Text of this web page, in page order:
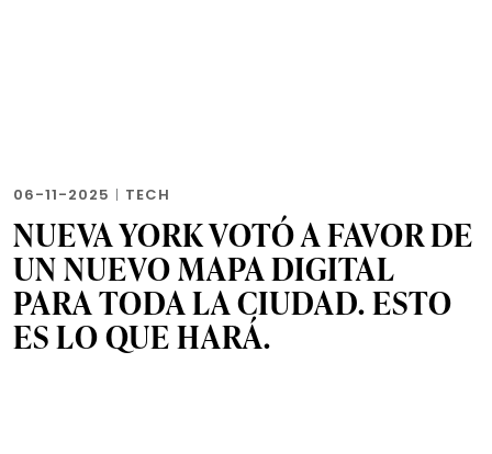
06-11-2025 | TECH
NUEVA YORK VOTÓ A FAVOR DE
UN NUEVO MAPA DIGITAL
PARA TODA LA CIUDAD. ESTO
ES LO QUE HARÁ.